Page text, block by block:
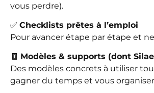
vous perdre).
✅ Checklists prêtes à l’emploi
Pour avancer étape par étape et
🧾 Modèles & supports (dont
Des modèles concrets à utiliser
gagner du temps et vous